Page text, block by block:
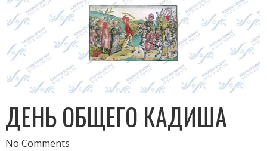
ДЕНЬ ОБЩЕГО КАДИША
No Comments